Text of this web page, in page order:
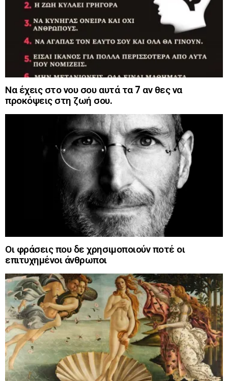
Να έχεις στο νου σου αυτά τα 7 αν θες να
προκόψεις στη ζωή σου.
Οι φράσεις που δε χρησιμοποιούν ποτέ οι
επιτυχημένοι άνθρωποι